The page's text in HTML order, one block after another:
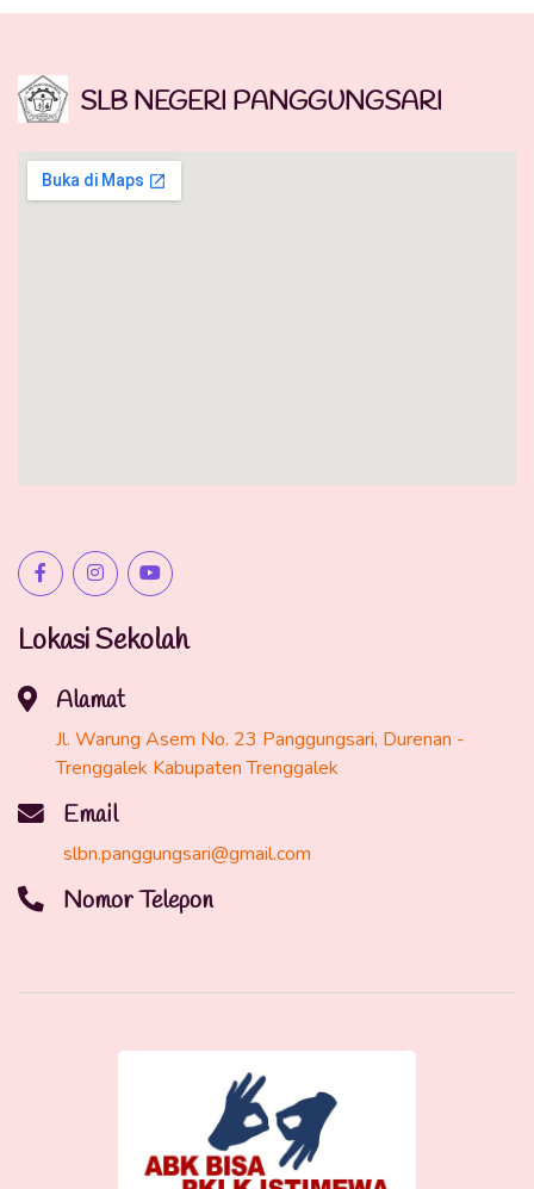
SLB NEGERI PANGGUNGSARI
Lokasi Sekolah
Alamat
Jl. Warung Asem No. 23 Panggungsari, Durenan -
Trenggalek Kabupaten Trenggalek
Email
slbn.panggungsari@gmail.com
Nomor Telepon